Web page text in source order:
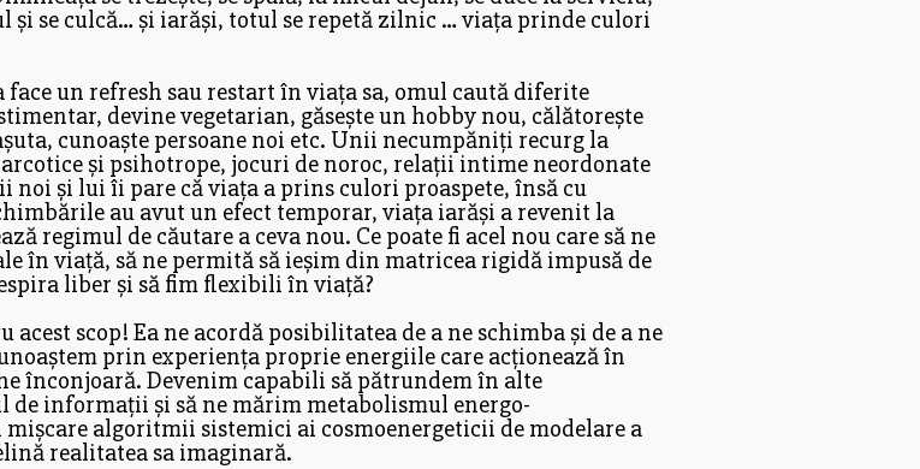
și se culcă… și iarăși, totul se repetă zilnic … viața prinde culori
face un refresh sau restart în viața sa, omul caută diferite
devine vegetarian, găsește un hobby nou, călătorește
cunoaște persoane noi etc. Unii necumpăniți recurg la
și psihotrope, jocuri de noroc, relații intime neordonate
noi și lui îi pare că viața a prins culori proaspete, însă cu
au avut un efect temporar, viața iarăși a revenit la
regimul de căutare a ceva nou. Ce poate fi acel nou care să ne
în viață, să ne permită să ieșim din matricea rigidă impusă de
liber și să fim flexibili în viață?
scop! Ea ne acordă posibilitatea de a ne schimba și de a ne
prin experiența proprie energiile care acționează în
înconjoară. Devenim capabili să pătrundem în alte
informații și să ne mărim metabolismul energo-
algoritmii sistemici ai cosmoenergeticii de modelare a
realitatea sa imaginară.